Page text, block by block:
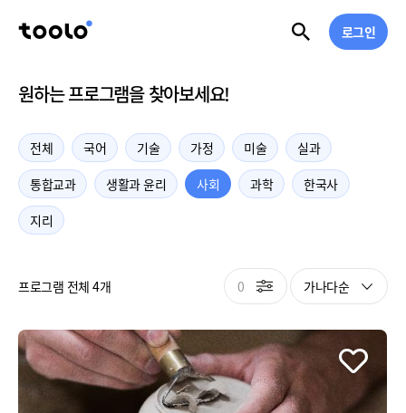
로그인
원하는 프로그램을 찾아보세요!
전체 국어 기술 가정 미술
실과
통합교과
생활과 윤리 사회 과학
한국사
지리
프로그램 전체 4개 0 가나다순